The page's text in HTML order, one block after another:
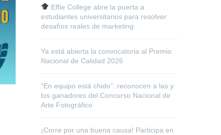
Effie College abre la puerta a
estudiantes universitarios para resolver
desafíos reales de marketing
Ya está abierta la convocatoria al Premio
Nacional de Calidad 2026
“En equipo está chido”: reconocen a las y
los ganadores del Concurso Nacional de
Arte Fotográfico
¡Corre por una buena causa! Participa en